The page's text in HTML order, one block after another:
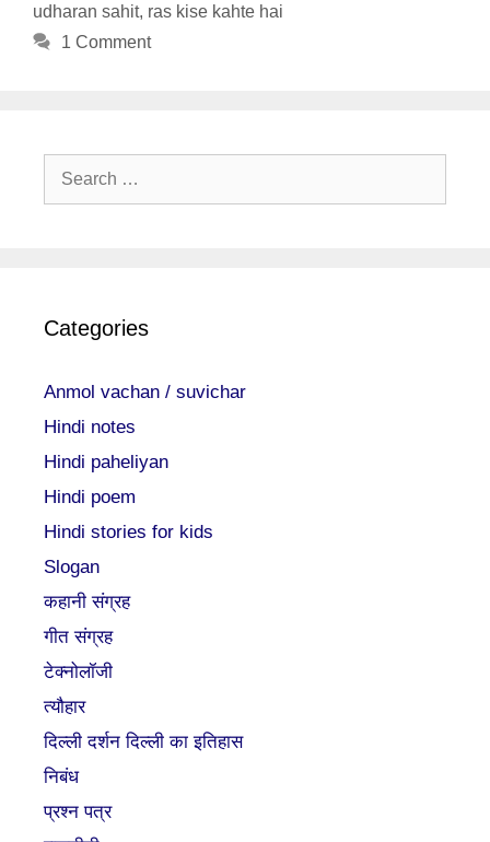
udharan sahit, ras kise kahte hai
1 Comment
Search
Categories
Anmol vachan / suvichar
Hindi notes
Hindi paheliyan
Hindi poem
Hindi stories for kids
Slogan
कहानी संग्रह
गीत संग्रह
टेक्नोलॉजी
त्यौहार
दिल्ली दर्शन दिल्ली का इतिहास
निबंध
प्रश्न पत्र